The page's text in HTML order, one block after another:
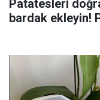
Patatesleri
bardak ekleyin!